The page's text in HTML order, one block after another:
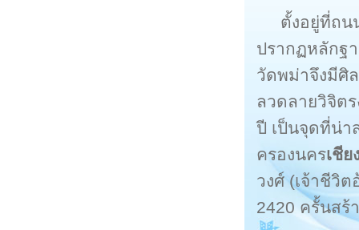
ตั้งอยู่ที่ถน
ปรากฏหลักฐ
วัดพม่าจึงมีศิ
ลวดลายวิจิต
ปี เป็นจุดที่น่า
ครองนครเชีย
วงศ์ (เจ้าชีวิต
2420 ครั้นสร้